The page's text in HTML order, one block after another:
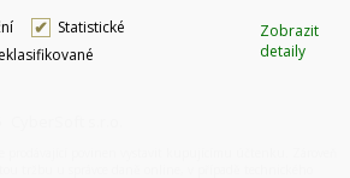
Statistické
Zobrazit
detaily